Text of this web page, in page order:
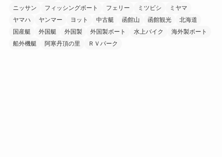
ニッサン
フィッシングボート フェリー ミツビシ
ミヤマ
ヤマハ
ヤンマー ヨット 中古艇 函館山 函館観光
北海道
国産艇
外国艇 外国製 外国製ボート 水上バイク
海外製ボート
船外機艇
阿寒丹頂の里 ＲＶパーク